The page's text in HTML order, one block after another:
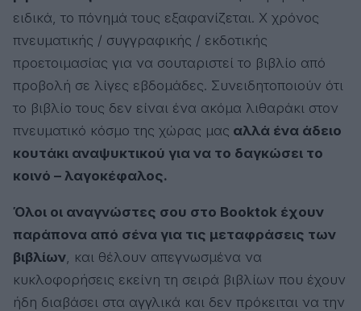
ειδικά, το πόνημά τους εξαφανίζεται. Χ χρόνος
πνευματικής / συγγραφικής / εκδοτικής
προετοιμασίας για να σουταριστεί το βιβλίο από
προβολή σε λίγες εβδομάδες. Συνειδητοποιούν ότι
το βιβλίο τους δεν είναι ένα ακόμα λιθαράκι στον
πνευματικό κόσμο της χώρας μας αλλά ένα άδειο
κουτάκι αναψυκτικού για να το δαγκώσει το
κοινό – λαγοκέφαλος.
Όλοι οι αναγνώστες σου στο Booktok έχουν
παράπονα από σένα για τις μεταφράσεις των
βιβλίων , και θέλουν απεγνωσμένα να
κυκλοφορήσεις εκείνη τη σειρά βιβλίων που έχουν
ήδη διαβάσει στα αγγλικά και δεν πρόκειται να την